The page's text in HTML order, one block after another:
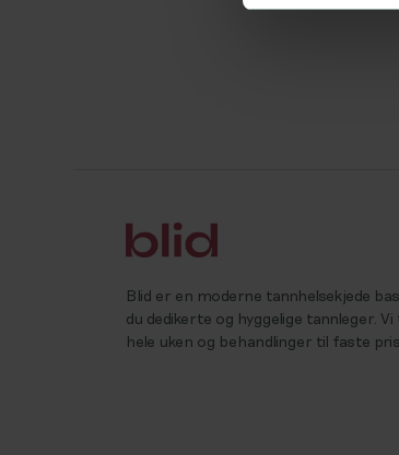
Blid er en moderne tannhelsekjede
du dedikerte og hyggelige tannleger.
hele uken og behandlinger til faste